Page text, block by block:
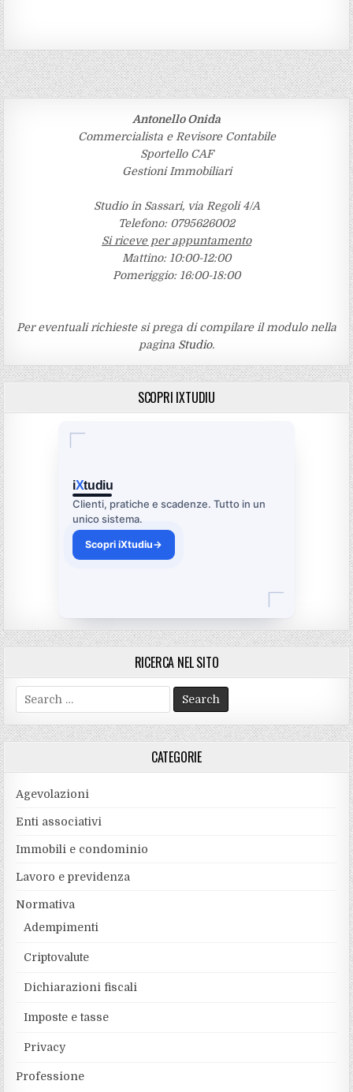
Antonello Onida
Commercialista e Revisore Contabile
Sportello CAF
Gestioni Immobiliari
Studio in Sassari, via Regoli 4/A
Telefono: 0795626002
Si riceve per appuntamento
Mattino: 10:00-12:00
Pomeriggio: 16:00-18:00
Per eventuali richieste si prega di compilare il modulo nella
pagina Studio.
SCOPRI IXTUDIU
iXtudiu
Clienti, pratiche e scadenze. Tutto in un
unico sistema.
Scopri iXtudiu→
RICERCA NEL SITO
Search
for:
CATEGORIE
Agevolazioni
Enti associativi
Immobili e condominio
Lavoro e previdenza
Normativa
Adempimenti
Criptovalute
Dichiarazioni fiscali
Imposte e tasse
Privacy
Professione